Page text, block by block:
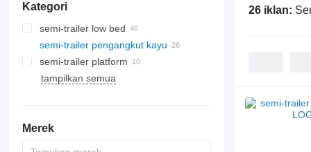
Kategori
semi-trailer low bed
semi-trailer pengangkut kayu
semi-trailer platform
tampilkan semua
Merek
26 iklan: